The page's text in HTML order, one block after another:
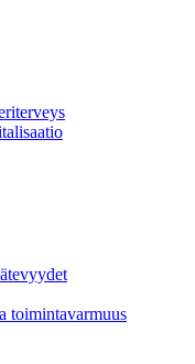
toimintavarmuus